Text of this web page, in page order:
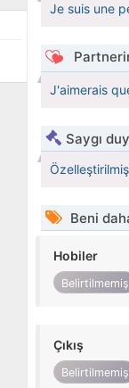
Je suis une
J'aimerais
Saygı
Beni
Hobiler
Belirtilmemiş
Çıkış
Belirtilmemiş